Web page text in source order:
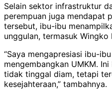
Selain sektor infrastruktur
perempuan juga mendapat
tersebut, ibu-ibu
unggulan, termasuk Wingko
“Saya mengapresiasi ibu-
mengembangkan UMKM.
tidak tinggal diam, tetapi
kesejahteraan,” tambahnya.